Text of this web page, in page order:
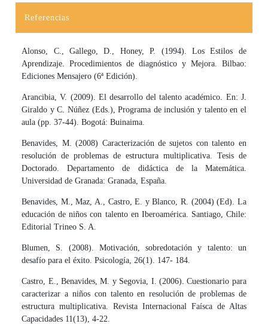
Referencias
Alonso, C., Gallego, D., Honey, P. (1994). Los Estilos de
Aprendizaje. Procedimientos de diagnóstico y Mejora. Bilbao:
Ediciones Mensajero (6ª Edición).
Arancibia, V. (2009). El desarrollo del talento académico. En: J.
Giraldo y C. Núñez (Eds.), Programa de inclusión y talento en el
aula (pp. 37-44). Bogotá: Buinaima.
Benavides, M. (2008) Caracterización de sujetos con talento en
resolución de problemas de estructura multiplicativa. Tesis de
Doctorado. Departamento de didáctica de la Matemática.
Universidad de Granada: Granada, España.
Benavides, M., Maz, A., Castro, E. y Blanco, R. (2004) (Ed). La
educación de niños con talento en Iberoamérica. Santiago, Chile:
Editorial Trineo S. A.
Blumen, S. (2008). Motivación, sobredotación y talento: un
desafío para el éxito. Psicología, 26(1). 147- 184.
Castro, E., Benavides, M. y Segovia, I. (2006). Cuestionario para
caracterizar a niños con talento en resolución de problemas de
estructura multiplicativa. Revista Internacional Faísca de Altas
Capacidades 11(13), 4-22.